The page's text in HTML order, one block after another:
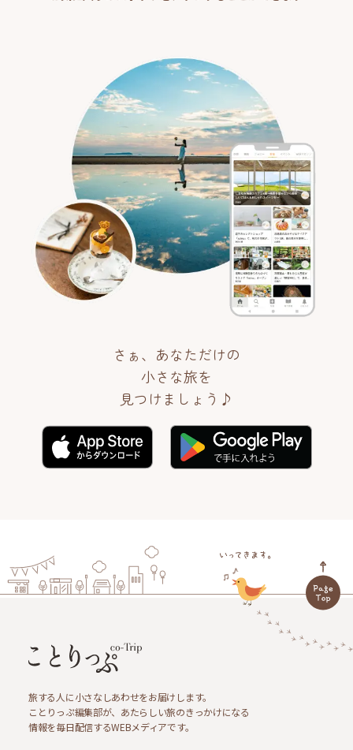
さぁ、あなただけの
小さな旅を
見つけましょう♪
旅する人に小さなしあわせをお届けします。
ことりっぷ編集部が、あたらしい旅のきっかけになる
情報を毎日配信するWEBメディアです。